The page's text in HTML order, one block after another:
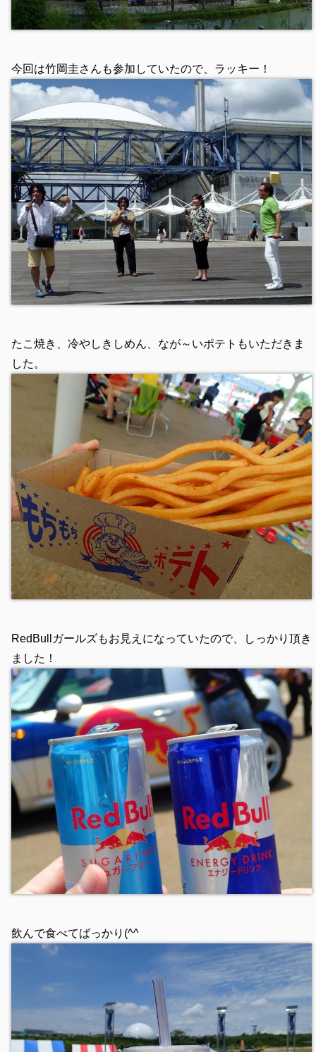
今回は竹岡圭さんも参加していたので、ラッキー！
たこ焼き、冷やしきしめん、なが～いポテトもいただきま
した。
RedBullガールズもお見えになっていたので、しっかり頂き
ました！
飲んで食べてばっかり(^^ゞ